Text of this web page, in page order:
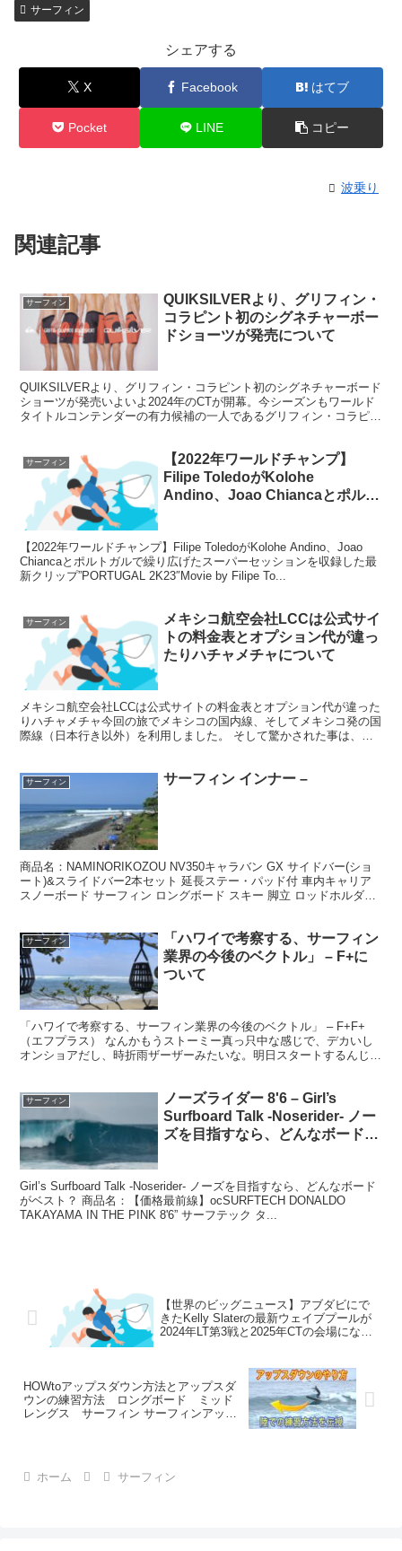
サーフィン
シェアする
X Facebook はてブ
Pocket LINE コピー
波乗り
関連記事
サーフィン
QUIKSILVERより、グリフィン・
コラピント初のシグネチャーボー
ドショーツが発売について
QUIKSILVERより、グリフィン・コラピント初のシグネチャーボード
ショーツが発売いよいよ2024年のCTが開幕。今シーズンもワールド
タイトルコンテンダーの有力候補の一人であるグリフィン・コラピン
サーフィン
【2022年ワールドチャンプ】
Filipe ToledoがKolohe
Andino、Joao Chiancaとポルト
プ”PORTUGAL 2K23″について
【2022年ワールドチャンプ】Filipe ToledoがKolohe Andino、Joao
Chiancaとポルトガルで繰り広げたスーパーセッションを収録した最
新クリップ”PORTUGAL 2K23″Movie by Filipe To...
サーフィン
メキシコ航空会社LCCは公式サイ
トの料金表とオプション代が違っ
たりハチャメチャについて
メキシコ航空会社LCCは公式サイトの料金表とオプション代が違った
りハチャメチャ今回の旅でメキシコの国内線、そしてメキシコ発の国
際線（日本行き以外）を利用しました。 そして驚かされた事は、公
サーフィン サーフィン インナー –
商品名：NAMINORIKOZOU NV350キャラバン GX サイドバー(ショ
ート)&スライドバー2本セット 延長ステー・パッド付 車内キャリア
スノーボード サーフィン ロングボード スキー 脚立 ロッドホルダー
サーフィン
「ハワイで考察する、サーフィン
業界の今後のベクトル」 – F+に
ついて
「ハワイで考察する、サーフィン業界の今後のベクトル」 – F+F+
（エフプラス） なんかもうストーミー真っ只中な感じで、デカいし
オンショアだし、時折雨ザーザーみたいな。明日スタートするんじゃ
サーフィン
ノーズライダー 8'6 – Girl’s
Surfboard Talk -Noserider- ノー
ズを目指すなら、どんなボードが
Girl’s Surfboard Talk -Noserider- ノーズを目指すなら、どんなボード
がベスト？ 商品名：【価格最前線】ocSURFTECH DONALDO
TAKAYAMA IN THE PINK 8'6” サーフテック タ...
【世界のビッグニュース】アブダビにで
きたKelly Slaterの最新ウェイブプールが
2024年LT第3戦と2025年CTの会場になる
HOWtoアップスダウン方法とアップスダ
ウンの練習方法 ロングボード ミッド
レングス サーフィン サーフィンアップ
ホーム サーフィン